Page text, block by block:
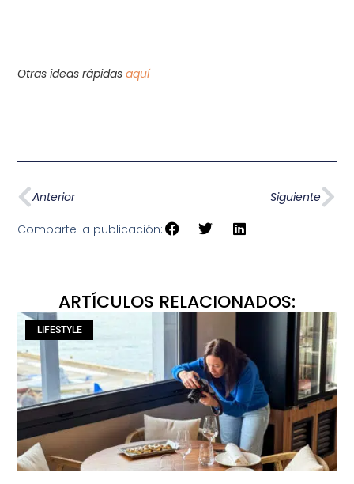
Otras ideas rápidasaquí
Anterior Siguiente
Comparte la publicación:
ARTÍCULOS RELACIONADOS:
LIFESTYLE